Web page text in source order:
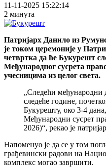
11-11-2025 15:22:14
2 минута
Патријарх Данило из
је током церемоније у
четвртка да ће Букурешт
Међународног сусрета
учесницима из целог света.
„Следећи међународни
следеће године,
Букурешту, око 3-4
Међународни сусрет
2026)“, рекао је
Напоменуо је да се у том
грађевински радови на
комплекс могао завршити.